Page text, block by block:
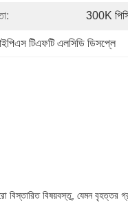
300K
টিএফটি এলসিডি ডিসপ্লে
বিষয়বস্তু, যেমন বৃহত্তর